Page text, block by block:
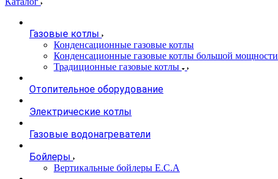
Газовые котлы
Конденсационные газовые котлы
Конденсационные газовые котлы большой мощности
Традиционные газовые котлы
Отопительное оборудование
Электрические котлы
Газовые водонагреватели
Бойлеры
Вертикальные бойлеры E.C.A